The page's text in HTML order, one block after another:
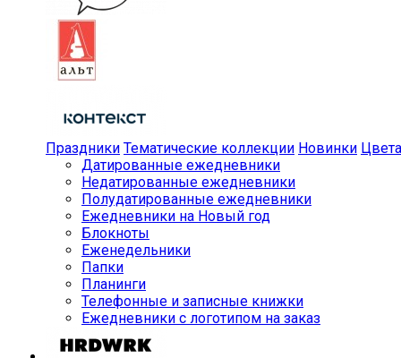
Праздники Тематические коллекции Новинки Цвета
Датированные ежедневники
Недатированные ежедневники
Полудатированные ежедневники
Ежедневники на Новый год
Блокноты
Еженедельники
Папки
Планинги
Телефонные и записные книжки
Ежедневники с логотипом на заказ